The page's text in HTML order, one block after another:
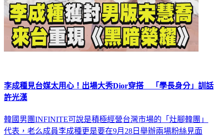
李成種見台媒太用心！出場大秀Dior穿搭 「學長身分」訓話
許光漢
韓國男團INFINITE可說是積極經營台灣市場的「灶腳韓團」
代表，老么成員李成種更是要在9月28日舉辦兩場粉絲見面